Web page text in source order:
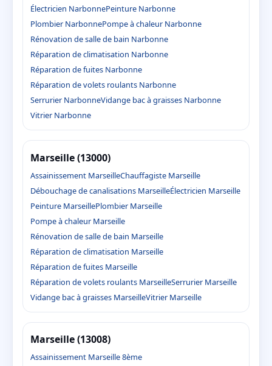
Électricien NarbonnePeinture Narbonne
Plombier NarbonnePompe à chaleur Narbonne
Rénovation de salle de bain Narbonne
Réparation de climatisation Narbonne
Réparation de fuites Narbonne
Réparation de volets roulants Narbonne
Serrurier NarbonneVidange bac à graisses Narbonne
Vitrier Narbonne
Marseille (13000)
Assainissement MarseilleChauffagiste Marseille
Débouchage de canalisations MarseilleÉlectricien Marseille
Peinture MarseillePlombier Marseille
Pompe à chaleur Marseille
Rénovation de salle de bain Marseille
Réparation de climatisation Marseille
Réparation de fuites Marseille
Réparation de volets roulants MarseilleSerrurier Marseille
Vidange bac à graisses MarseilleVitrier Marseille
Marseille (13008)
Assainissement Marseille 8ème